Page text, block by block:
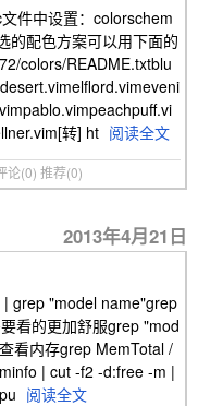
件中设置：colorschem
的配色方案可以用下面的
colors/README.txtblu
转] ht 阅读全文
论(0) 推荐(0)
2013年4月21日
grep "model name"grep
看的更加舒服grep "mod
看内存grep MemTotal /
| cut -f2 -d:free -m |
阅读全文